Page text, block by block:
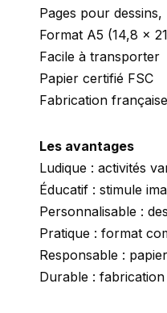
Pages pour
Format A5 (14,8 x
Facile à transporter
Papier certifié FSC
Fabrication française
Les avantages
Ludique : activités
Éducatif : stimule
Personnalisable :
Pratique : format
Responsable :
Durable : fabrication